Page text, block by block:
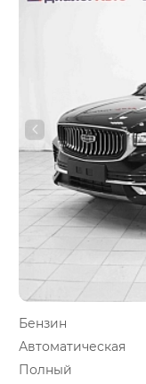
Бензин
Автоматическая
Полный